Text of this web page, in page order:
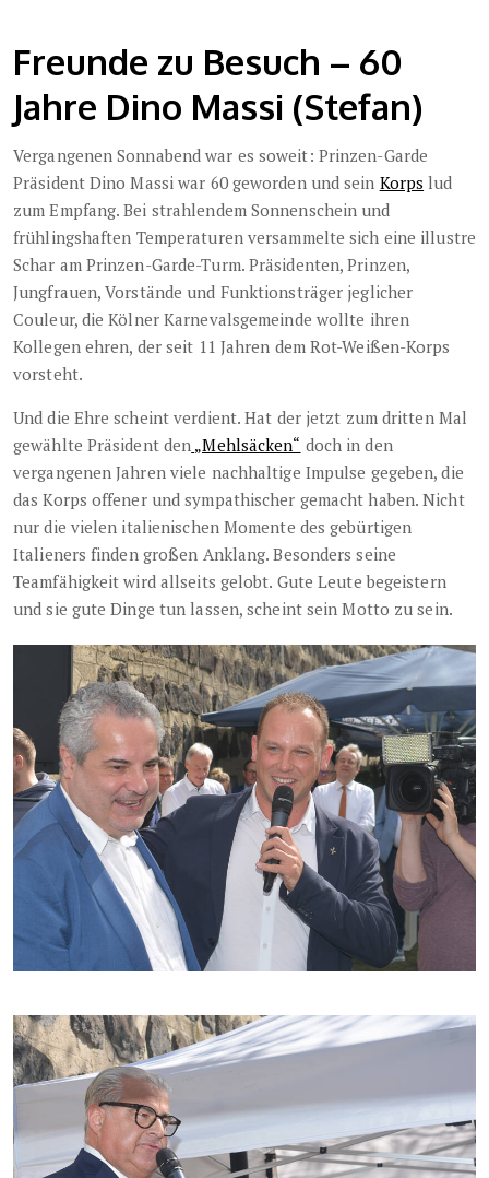
Freunde zu Besuch – 60
Jahre Dino Massi (Stefan)
Vergangenen Sonnabend war es soweit: Prinzen-Garde
Präsident Dino Massi war 60 geworden und sein Korps lud
zum Empfang. Bei strahlendem Sonnenschein und
frühlingshaften Temperaturen versammelte sich eine illustre
Schar am Prinzen-Garde-Turm. Präsidenten, Prinzen,
Jungfrauen, Vorstände und Funktionsträger jeglicher
Couleur, die Kölner Karnevalsgemeinde wollte ihren
Kollegen ehren, der seit 11 Jahren dem Rot-Weißen-Korps
vorsteht.
Und die Ehre scheint verdient. Hat der jetzt zum dritten Mal
gewählte Präsident den „Mehlsäcken“ doch in den
vergangenen Jahren viele nachhaltige Impulse gegeben, die
das Korps offener und sympathischer gemacht haben. Nicht
nur die vielen italienischen Momente des gebürtigen
Italieners finden großen Anklang. Besonders seine
Teamfähigkeit wird allseits gelobt. Gute Leute begeistern
und sie gute Dinge tun lassen, scheint sein Motto zu sein.